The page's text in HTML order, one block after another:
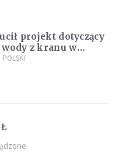
projekt dotyczący
z kranu w